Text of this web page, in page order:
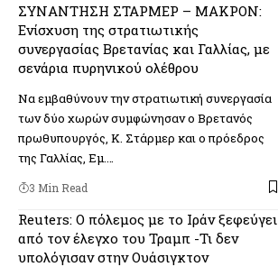
ΣΥΝΑΝΤΗΣΗ ΣΤΑΡΜΕΡ – ΜΑΚΡΟΝ:
Ενίσχυση της στρατιωτικής
συνεργασίας Βρετανίας και Γαλλίας, με
σενάρια πυρηνικού ολέθρου
Να εμβαθύνουν την στρατιωτική συνεργασία
των δύο χωρών συμφώνησαν ο Βρετανός
πρωθυπουργός, Κ. Στάρμερ και ο πρόεδρος
της Γαλλίας, Εμ.…
3 Min Read
Reuters: O πόλεμος με το Ιράν ξεφεύγει
από τον έλεγχο του Τραμπ -Τι δεν
υπολόγισαν στην Ουάσιγκτον